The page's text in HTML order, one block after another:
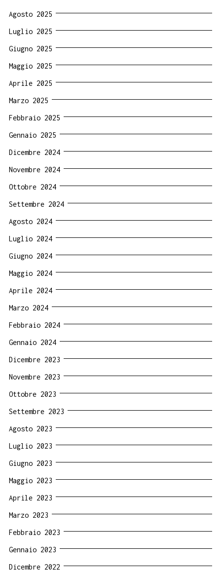
Agosto 2025
Luglio 2025
Giugno 2025
Maggio 2025
Aprile 2025
Marzo 2025
Febbraio 2025
Gennaio 2025
Dicembre 2024
Novembre 2024
Ottobre 2024
Settembre 2024
Agosto 2024
Luglio 2024
Giugno 2024
Maggio 2024
Aprile 2024
Marzo 2024
Febbraio 2024
Gennaio 2024
Dicembre 2023
Novembre 2023
Ottobre 2023
Settembre 2023
Agosto 2023
Luglio 2023
Giugno 2023
Maggio 2023
Aprile 2023
Marzo 2023
Febbraio 2023
Gennaio 2023
Dicembre 2022